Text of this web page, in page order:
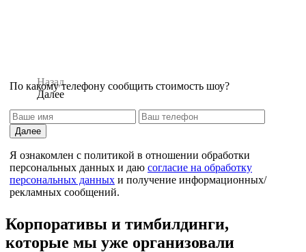
Назад
Далее
По какому телефону сообщить стоимость шоу?
Далее
Я ознакомлен с политикой в отношении обработки
персональных данных и даю согласие на обработку
персональных данных и получение информационных/
рекламных сообщений.
Корпоративы и тимбилдинги,
которые мы уже организовали